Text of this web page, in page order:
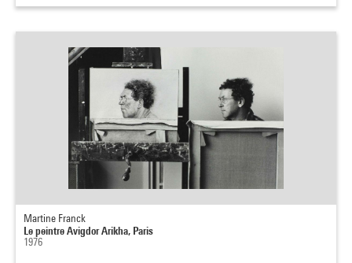
Martine Franck
Le peintre Avigdor Arikha, Paris
1976